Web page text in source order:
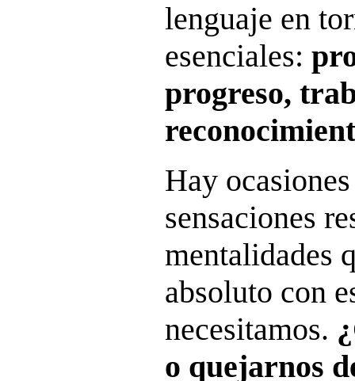
lenguaje en
esenciales:
progreso,
Hay
sensaciones
mentalidades
absoluto con
necesitamos.
o quejarnos